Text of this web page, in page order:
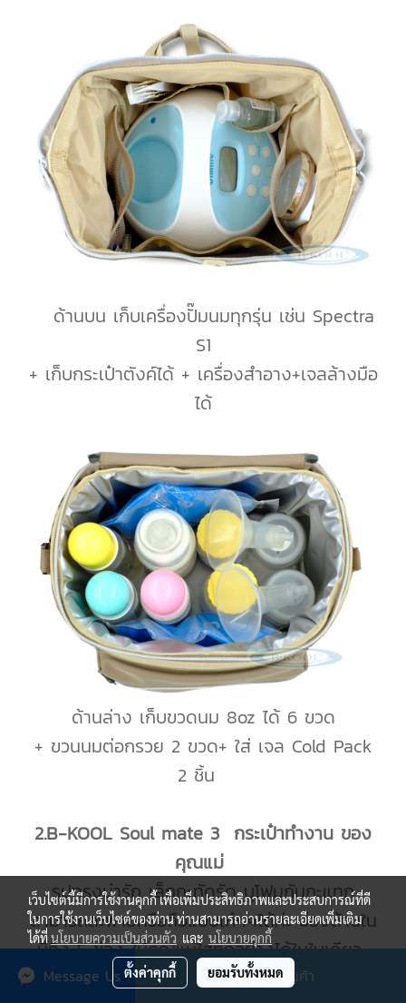
สั่งซื้อสินค้า
Message Us
ด้านบน เก็บเครื่องปั๊มนมทุกรุ่น เช่น Spectra
S1
+ เก็บกระเป๋าตังค์ได้ + เครื่องสำอาง+เจลล้างมือ
ได้
ด้านล่าง เก็บขวดนม 8oz ได้ 6 ขวด
+ ขวนนมต่อกรวย 2 ขวด+ ใส่ เจล Cold Pack
2 ชิ้น
2.B-KOOL Soul mate 3 กระเป๋าทำงาน ของ
คุณแม่
รูปทรงน่ารัก เล็กกะทัดรัด บุโฟมกันกะแทก
สามารถสะพายหรือถือแบบเก๋ๆๆได้ค่ะ ช่องด้านใน
มีถึง 5 ช่อง ให้คุณแม่ใส่ทุกอย่างได้ในใบเดียว
เว็บไซต์นี้มีการใช้งานคุกกี้ เพื่อเพิ่มประสิทธิภาพและประสบการณ์ที่ดี
ในการใช้งานเว็บไซต์ของท่าน ท่านสามารถอ่านรายละเอียดเพิ่มเติม
ได้ที่นโยบายความเป็นส่วนตัว และ นโยบายคุกกี้
ตั้งค่าคุกกี้ ยอมรับทั้งหมด